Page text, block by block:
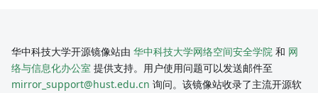
华中科技大学开源镜像站由 华中科技大学网络空间安全学院 和 网
络与信息化办公室 提供支持。用户使用问题可以发送邮件至
mirror_support@hust.edu.cn 询问。该镜像站收录了主流开源软